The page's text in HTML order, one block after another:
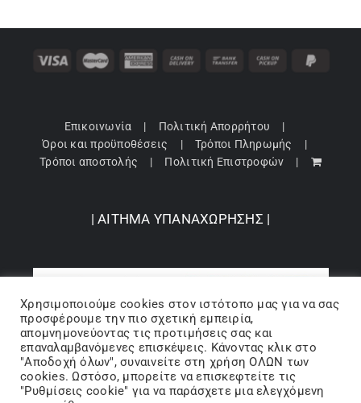
Επικοινωνία
Πολιτική Απορρήτου
Όροι και προϋποθέσεις
Τρόποι Πληρωμής
Τρόποι αποστολής
Πολιτική Επιστροφών
| ΑΙΤΗΜΑ ΥΠΑΝΑΧΩΡΗΣΗΣ |
Copyright 2024 © Barbopoulos store - All Rights Reserved |
Χρησιμοποιούμε cookies στον ιστότοπo μας για να σας
προσφέρουμε την πιο σχετική εμπειρία,
απομνημονεύοντας τις προτιμήσεις σας και
επαναλαμβανόμενες επισκέψεις. Κάνοντας κλικ στο
"Αποδοχή όλων", συναινείτε στη χρήση ΟΛΩΝ των
cookies. Ωστόσο, μπορείτε να επισκεφτείτε τις
"Ρυθμίσεις cookie" για να παράσχετε μια ελεγχόμενη